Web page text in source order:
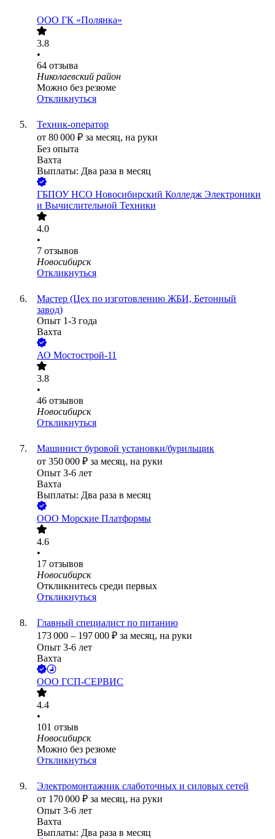
ООО ГК «Полянка»
3.8
•
64 отзыва
Николаевский район
Можно без резюме
Откликнуться
Техник-оператор
от 80 000 ₽ за месяц, на руки
Без опыта
Вахта
Выплаты: Два раза в месяц
ГБПОУ НСО Новосибирский Колледж Электроники
и Вычислительной Техники
4.0
•
7 отзывов
Новосибирск
Откликнуться
Мастер (Цех по изготовлению ЖБИ, Бетонный
завод)
Опыт 1-3 года
Вахта
АО Мостострой-11
3.8
•
46 отзывов
Новосибирск
Откликнуться
Машинист буровой установки/бурильщик
от 350 000 ₽ за месяц, на руки
Опыт 3-6 лет
Вахта
Выплаты: Два раза в месяц
ООО Морские Платформы
4.6
•
17 отзывов
Новосибирск
Откликнитесь среди первых
Откликнуться
Главный специалист по питанию
173 000 – 197 000 ₽ за месяц, на руки
Опыт 3-6 лет
Вахта
ООО ГСП-СЕРВИС
4.4
•
101 отзыв
Новосибирск
Можно без резюме
Откликнуться
Электромонтажник слаботочных и силовых сетей
от 170 000 ₽ за месяц, на руки
Опыт 3-6 лет
Вахта
Выплаты: Два раза в месяц